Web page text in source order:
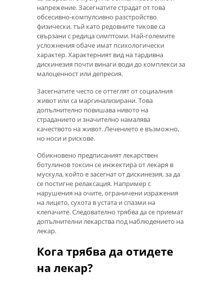
напрежение. Засегнатите страдат от това
обсесивно-компулсивно разстройство
физически, тъй като редовните тикове са
свързани с редица симптоми. Най-големите
усложнения обаче имат психологически
характер. Характерният вид на тардивна
дискинезия почти винаги води до комплекси за
малоценност или депресия.
Засегнатите често се оттеглят от социалния
живот или са маргинализирани. Това
допълнително повишава нивото на
страданието и значително намалява
качеството на живот. Лечението е възможно,
но носи и рискове.
Обикновено предписаният лекарствен
ботулинов токсин се инжектира от лекаря в
мускула, който е засегнат от дискинезия, за да
се постигне релаксация. Например с
нарушения на очите, ограничени изражения
на лицето, сухота в устата и спазми на
клепачите. Следователно трябва да се приемат
допълнителни лекарства под наблюдението на
лекар.
Кога трябва да отидете
на лекар?